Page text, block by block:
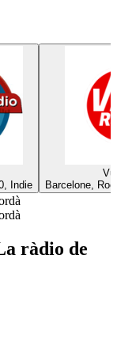
Indie
Barcelone,
ràdio de